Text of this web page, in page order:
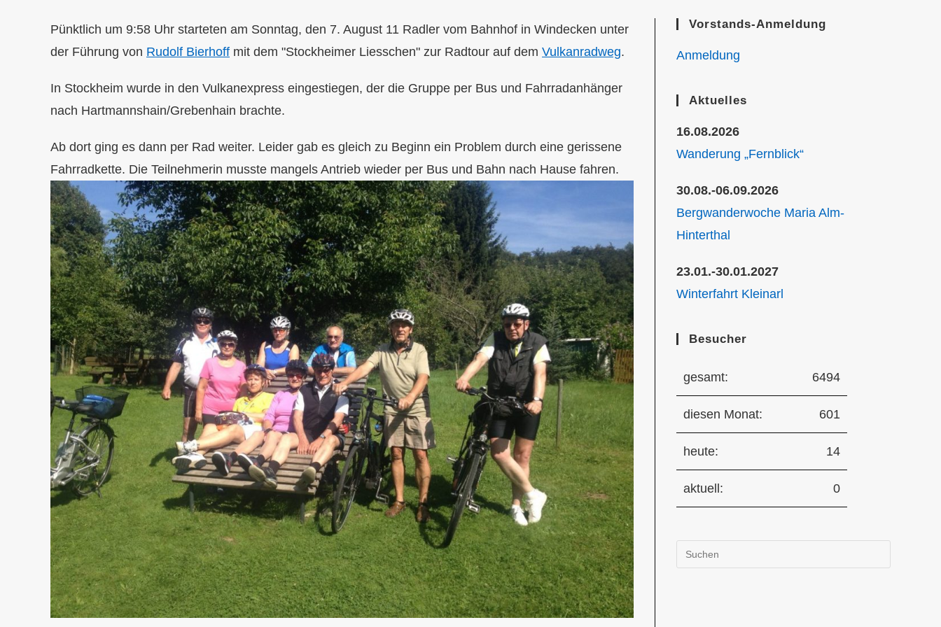
Pünktlich um 9:58 Uhr starteten am Sonntag, den 7. August 11 Radler vom Bahnhof in Windecken unter
der Führung von Rudolf Bierhoff mit dem "Stockheimer Liesschen" zur Radtour auf dem Vulkanradweg.
In Stockheim wurde in den Vulkanexpress eingestiegen, der die Gruppe per Bus und Fahrradanhänger
nach Hartmannshain/Grebenhain brachte.
Ab dort ging es dann per Rad weiter. Leider gab es gleich zu Beginn ein Problem durch eine gerissene
Fahrradkette. Die Teilnehmerin musste mangels Antrieb wieder per Bus und Bahn nach Hause fahren.
Vorstands-Anmeldung
Anmeldung
Aktuelles
16.08.2026
Wanderung „Fernblick“
30.08.-06.09.2026
Bergwanderwoche Maria Alm-
Hinterthal
23.01.-30.01.2027
Winterfahrt Kleinarl
Besucher
gesamt: 6494
diesen Monat: 601
heute: 14
aktuell: 0
Escape